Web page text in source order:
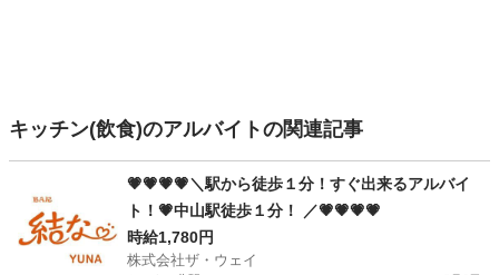
キッチン(飲食)のアルバイトの関連記事
💗💗💗💗＼駅から徒歩１分！すぐ出来るアルバイ
ト！💗中山駅徒歩１分！ ／💗💗💗💗
時給1,780円
株式会社ザ・ウェイ